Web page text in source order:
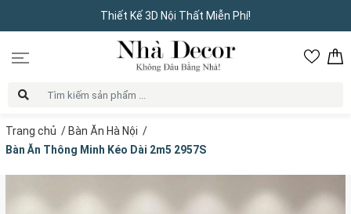
Thiết Kế 3D Nội Thất Miễn Phí!
Trang chủ / Bàn Ăn Hà Nội /
Bàn Ăn Thông Minh Kéo Dài 2m5 2957S